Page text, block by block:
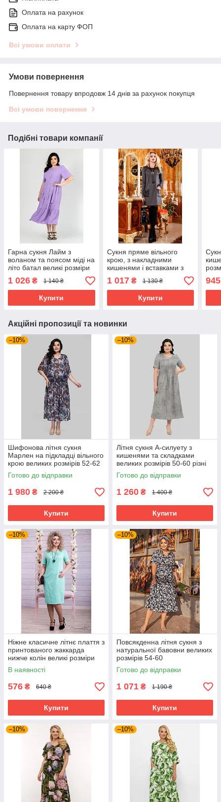
Оплата на рахунок
Оплата на карту ФОП
Всі умови оплати
Умови повернення
Повернення товару впродовж 14 днів за рахунок покупця
Всі умови повернення
Подібні товари компанії
Гарна сукня Лайм з
воланом та поясом міді на
літо батал великі розміри
50-60 різні кольори
1 026 ₴ 1 140 ₴
Купити
Сукня пряме вільного
крою, з накладними
кишенями і вставками з
тисненої еко-шкіри, 42
розмір
1 017₴ 1 130 ₴
Купити
945
Акційні пропозиції та новинки
–10%
Шифонова літня сукня
Марлен на підкладці вільного
крою великих розмірів 52-62
різні кольори
Готово до відправки
1 980 ₴ 2 200 ₴
Купити
–10%
Літня сукня А-силуету з
кишенями та складками
великих розмірів 50-60 різні
кольори сіра
Готово до відправки
1 260 ₴ 1 400 ₴
Купити
–10%
Ніжне класичне літнє плаття з
принтованого жаккарда
нижче колін великі розміри
48-54
В наявності
576 ₴ 640 ₴
Купити
–10%
Повсякденна літня сукня з
натуральної бавовни великих
розмірів 54-60
Готово до відправки
1 071 ₴ 1 190 ₴
Купити
–10% –10%